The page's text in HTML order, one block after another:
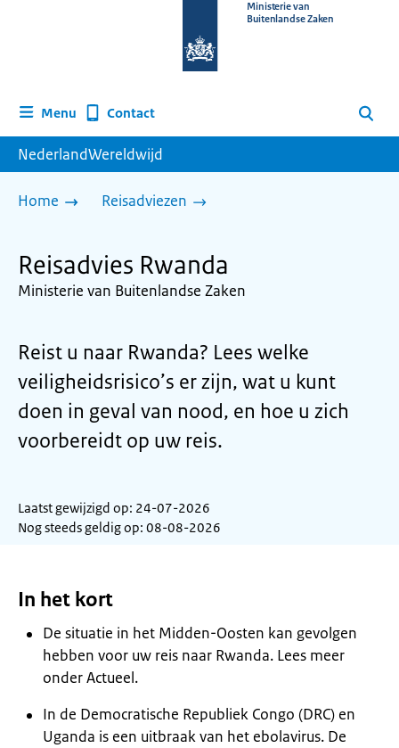
homepage
Ministerie van
Buitenlandse Zaken
Menu Contact Zoeken
NederlandWereldwijd
Home Reisadviezen
Reisadvies Rwanda
Ministerie van Buitenlandse Zaken
Reist u naar Rwanda? Lees welke
veiligheidsrisico’s er zijn, wat u kunt
doen in geval van nood, en hoe u zich
voorbereidt op uw reis.
Laatst gewijzigd op: 24-07-2026
Nog steeds geldig op: 08-08-2026
In het kort
De situatie in het Midden-Oosten kan gevolgen
hebben voor uw reis naar Rwanda. Lees meer
onder Actueel.
In de Democratische Republiek Congo (DRC) en
Uganda is een uitbraak van het ebolavirus. De